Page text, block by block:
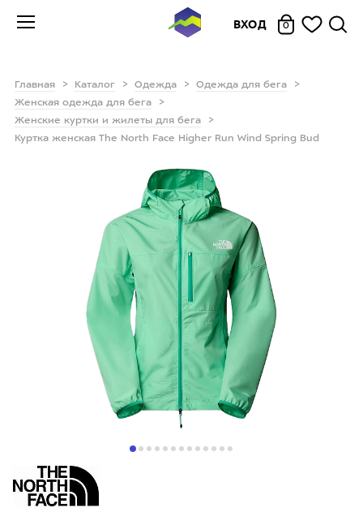
ВХОД 0
Главная Каталог Одежда
Одежда для бега
Женская одежда для бега
Женские куртки и жилеты для бега
Куртка женская The North Face Higher Run Wind Spring Bud